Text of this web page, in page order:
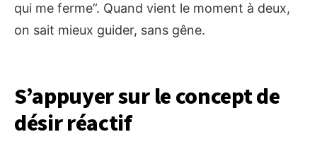
qui me ferme”. Quand vient le moment à deux,
on sait mieux guider, sans gêne.
S’appuyer sur le concept de
désir réactif